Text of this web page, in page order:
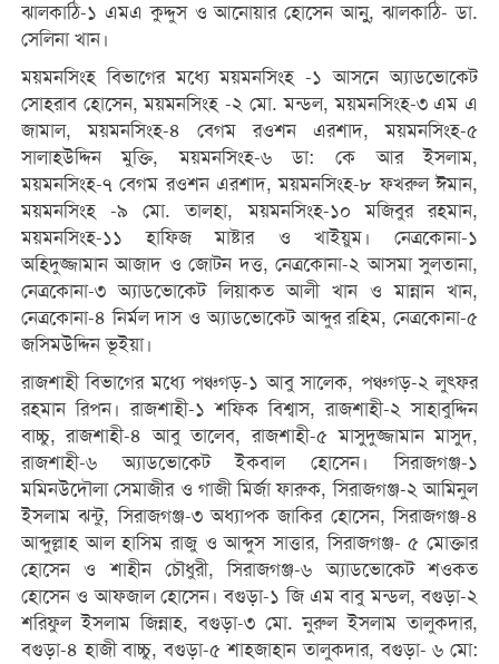
ঝালকাঠি-১ এমএ কুদ্দুস ও আনোয়ার হোসেন আনুু, ঝালকাঠি- ডা.
সেলিনা খান।
ময়মনসিংহ বিভাগের মধ্যে ময়মনসিংহ -১ আসনে অ্যাডভোকেট
সোহরাব হোসেন, ময়মনসিংহ -২ মো. মন্ডল, ময়মনসিংহ-৩ এম এ
জামাল, ময়মনসিংহ-৪ বেগম রওশন এরশাদ, ময়মনসিংহ-৫
সালাহউদ্দিন মুক্তি, ময়মনসিংহ-৬ ডা: কে আর ইসলাম,
ময়মনসিংহ-৭ বেগম রওশন এরশাদ, ময়মনসিংহ-৮ ফখরুল ঈমান,
ময়মনসিংহ -৯ মো. তালহা, ময়মনসিংহ-১০ মজিবুর রহমান,
ময়মনসিংহ-১১ হাফিজ মাষ্টার ও খাইয়ুম। নেত্রকোনা-১
অহিদুজ্জামান আজাদ ও জোটন দত্ত, নেত্রকোনা-২ আসমা সুলতানা,
নেত্রকোনা-৩ অ্যাডভোকেট লিয়াকত আলী খান ও মান্নান খান,
নেত্রকোনা-৪ নির্মল দাস ও অ্যাডভোকেট আব্দুর রহিম, নেত্রকোনা-৫
জসিমউদ্দিন ভূইয়া।
রাজশাহী বিভাগের মধ্যে পঞ্চগড়-১ আবু সালেক, পঞ্চগড়-২ লুৎফর
রহমান রিপন। রাজশাহী-১ শফিক বিশ্বাস, রাজশাহী-২ সাহাবুদ্দিন
বাচ্চু, রাজশাহী-৪ আবু তালেব, রাজশাহী-৫ মাসুদুজ্জামান মাসুদ,
রাজশাহী-৬ অ্যাডভোকেট ইকবাল হোসেন। সিরাজগঞ্জ-১
মমিনউদৌলা সেমাজীর ও গাজী মির্জা ফারুক, সিরাজগঞ্জ-২ আমিনুল
ইসলাম ঝন্টু, সিরাজগঞ্জ-৩ অধ্যাপক জাকির হোসেন, সিরাজগঞ্জ-৪
আব্দুল্লাহ আল হাসিম রাজু ও আব্দুস সাত্তার, সিরাজগঞ্জ- ৫ মোক্তার
হোসেন ও শাহীন চৌধুরী, সিরাজগঞ্জ-৬ অ্যাডভোকেট শওকত
হোসেন ও আফজাল হোসেন। বগুড়া-১ জি এম বাবু মন্ডল, বগুড়া-২
শরিফুল ইসলাম জিন্নাহ, বগুড়া-৩ মো. নুরুল ইসলাম তালুকদার,
বগুড়া-৪ হাজী বাচ্চু, বগুড়া-৫ শাহজাহান তালুকদার, বগুড়া- ৬ মো: